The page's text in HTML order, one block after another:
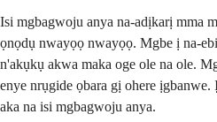
Isi mgbagwoju anya na-adịkarị mma
ọnọdụ nwayọọ nwayọọ. Mgbe ị na-
n'akụkụ akwa maka oge ole na ole.
enye nrụgide ọbara gị ohere
aka na isi mgbagwoju anya.